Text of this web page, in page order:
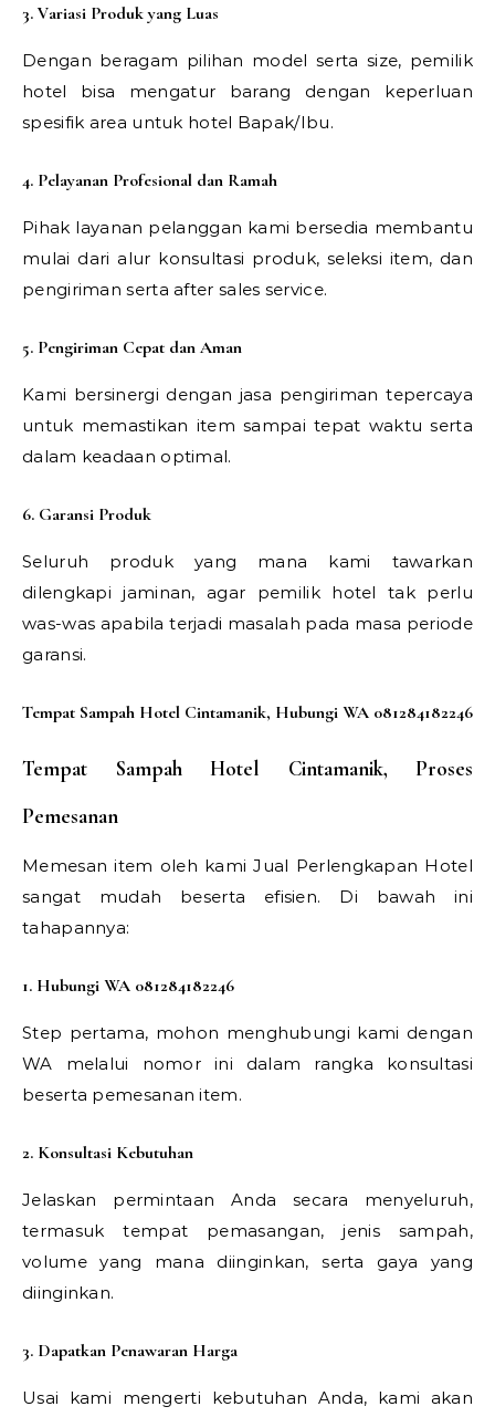
3. Variasi Produk yang Luas
Dengan beragam pilihan model serta size, pemilik
hotel bisa mengatur barang dengan keperluan
spesifik area untuk hotel Bapak/Ibu.
4. Pelayanan Profesional dan Ramah
Pihak layanan pelanggan kami bersedia membantu
mulai dari alur konsultasi produk, seleksi item, dan
pengiriman serta after sales service.
5. Pengiriman Cepat dan Aman
Kami bersinergi dengan jasa pengiriman tepercaya
untuk memastikan item sampai tepat waktu serta
dalam keadaan optimal.
6. Garansi Produk
Seluruh produk yang mana kami tawarkan
dilengkapi jaminan, agar pemilik hotel tak perlu
was-was apabila terjadi masalah pada masa periode
garansi.
Tempat Sampah Hotel Cintamanik, Hubungi WA 081284182246
Tempat Sampah Hotel Cintamanik, Proses
Pemesanan
Memesan item oleh kami Jual Perlengkapan Hotel
sangat mudah beserta efisien. Di bawah ini
tahapannya:
1. Hubungi WA 081284182246
Step pertama, mohon menghubungi kami dengan
WA melalui nomor ini dalam rangka konsultasi
beserta pemesanan item.
2. Konsultasi Kebutuhan
Jelaskan permintaan Anda secara menyeluruh,
termasuk tempat pemasangan, jenis sampah,
volume yang mana diinginkan, serta gaya yang
diinginkan.
3. Dapatkan Penawaran Harga
Usai kami mengerti kebutuhan Anda, kami akan